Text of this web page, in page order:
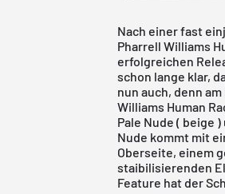
Nach einer fast
Pharrell Williams
erfolgreichen
schon lange klar,
nun auch, denn
Williams Human
Pale Nude ( beige
Nude kommt mit
Oberseite, einem
staibilisierenden
Feature hat der